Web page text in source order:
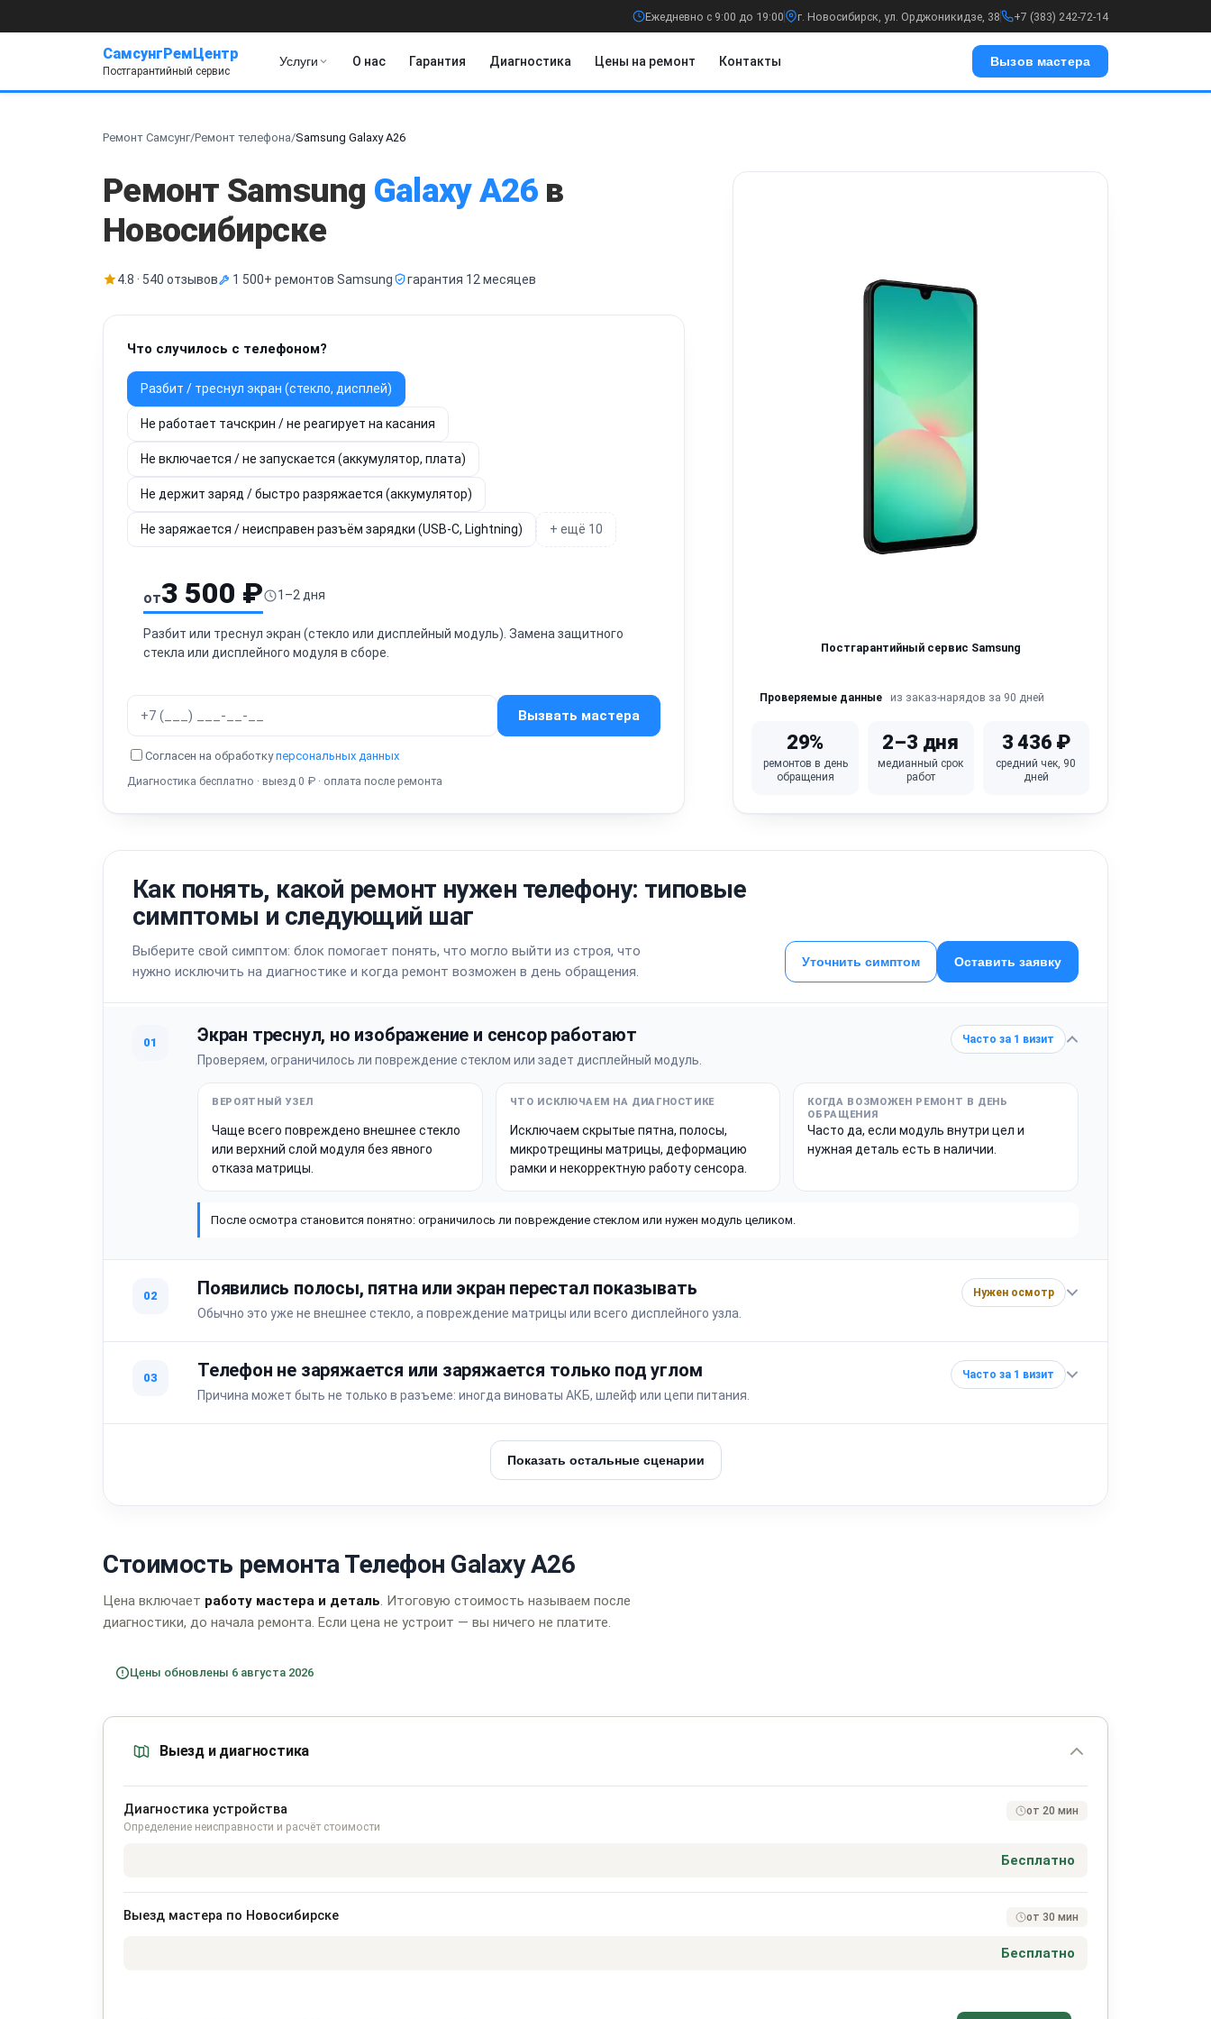
Ежедневно с 9:00 до 19:00 г. Новосибирск, ул. Орджоникидзе, 38 +7 (383) 242-72-14
СамсунгРемЦентр
Постгарантийный сервис
Услуги О нас Гарантия Диагностика Цены на ремонт Контакты Вызов мастера
Ремонт Самсунг/Ремонт телефона/Samsung Galaxy A26
Ремонт Samsung Galaxy A26в
Новосибирске
4.8 · 540 отзывов 1 500+ ремонтов Samsung гарантия 12 месяцев
Что случилось с телефоном?
Разбит / треснул экран (стекло, дисплей)
Не работает тачскрин / не реагирует на касания
Не включается / не запускается (аккумулятор, плата)
Не держит заряд / быстро разряжается (аккумулятор)
Не заряжается / неисправен разъём зарядки (USB-C, Lightning) + ещё 10
от3 500 ₽ 1–2 дня
Разбит или треснул экран (стекло или дисплейный модуль). Замена защитного
стекла или дисплейного модуля в сборе.
Вызвать мастера
Согласен на обработкуперсональных данных
Диагностика бесплатно · выезд 0 ₽ · оплата после ремонта
Постгарантийный сервис Samsung
Проверяемые данные из заказ-нарядов за 90 дней
29%
ремонтов в день
обращения
2–3 дня
медианный срок
работ
3 436 ₽
средний чек, 90
дней
Как понять, какой ремонт нужен телефону: типовые
симптомы и следующий шаг
Выберите свой симптом: блок помогает понять, что могло выйти из строя, что
нужно исключить на диагностике и когда ремонт возможен в день обращения.
Уточнить симптом Оставить заявку
01 Экран треснул, но изображение и сенсор работают
Проверяем, ограничилось ли повреждение стеклом или задет дисплейный модуль.
Часто за 1 визит
Чаще всего повреждено внешнее стекло
или верхний слой модуля без явного
отказа матрицы.
Исключаем скрытые пятна, полосы,
микротрещины матрицы, деформацию
рамки и некорректную работу сенсора.
Часто да, если модуль внутри цел и
нужная деталь есть в наличии.
После осмотра становится понятно: ограничилось ли повреждение стеклом или нужен модуль целиком.
02 Появились полосы, пятна или экран перестал показывать
Обычно это уже не внешнее стекло, а повреждение матрицы или всего дисплейного узла.
Нужен осмотр
03 Телефон не заряжается или заряжается только под углом
Причина может быть не только в разъеме: иногда виноваты АКБ, шлейф или цепи питания.
Часто за 1 визит
Показать остальные сценарии
Стоимость ремонта Телефон Galaxy A26
Цена включает работу мастера и деталь . Итоговую стоимость называем после
диагностики, до начала ремонта. Если цена не устроит — вы ничего не платите.
Цены обновлены 6 августа 2026
Выезд и диагностика
Диагностика устройства
Определение неисправности и расчёт стоимости
от 20 мин
Бесплатно
Выезд мастера по Новосибирске от 30 мин
Бесплатно